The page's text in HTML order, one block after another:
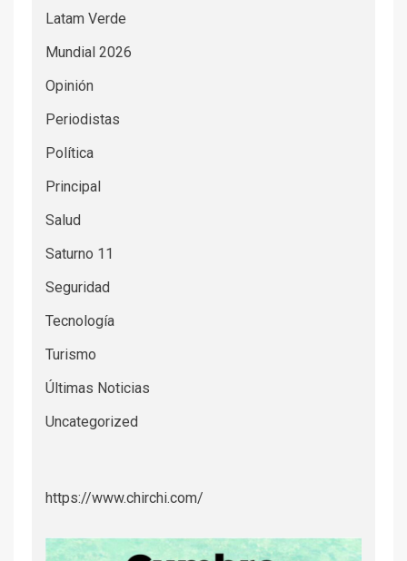
Latam Verde
Mundial 2026
Opinión
Periodistas
Política
Principal
Salud
Saturno 11
Seguridad
Tecnología
Turismo
Últimas Noticias
Uncategorized
https://www.chirchi.com/